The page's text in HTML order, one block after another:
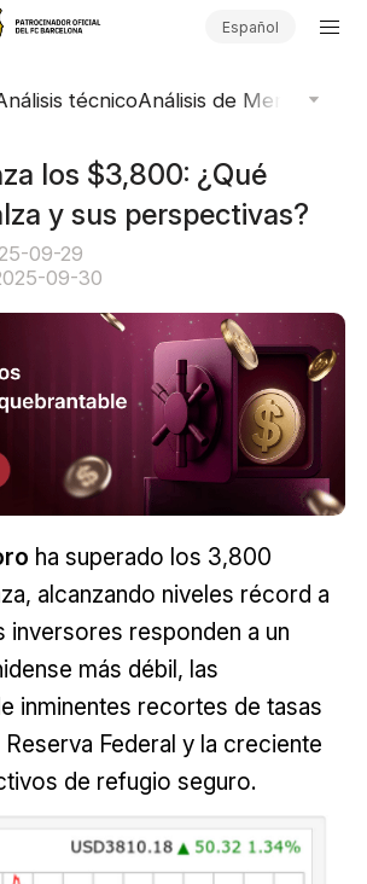
Español
técnicoAnálisis de Mercado
los $3,800: ¿Qué
y sus perspectivas?
09-29
09-30
ha superado los 3,800
alcanzando niveles récord a
inversores responden a un
más débil, las
inminentes recortes de tasas
Federal y la creciente
de refugio seguro.